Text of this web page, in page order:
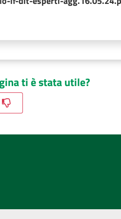
ti è stata utile?